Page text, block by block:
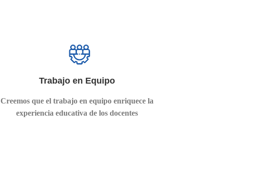
Trabajo en Equipo
Creemos que el trabajo en equipo enriquece la
experiencia educativa de los docentes